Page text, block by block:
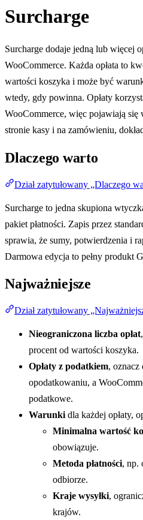
Surcharge
Surcharge dodaje jedną lub więcej
WooCommerce. Każda opłata to
wartości koszyka i może być
wtedy, gdy powinna. Opłaty
WooCommerce, więc pojawiają się
stronie kasy i na zamówieniu,
Dlaczego warto
Dział zatytułowany „Dlaczego
Surcharge to jedna skupiona
pakiet płatności. Zapis przez
sprawia, że sumy, potwierdzenia i
Darmowa edycja to pełny produkt
Najważniejsze
Dział zatytułowany
Nieograniczona liczba opłat
procent od wartości koszyka.
Opłaty z podatkiem, oznacz
opodatkowaniu, a
podatkowe.
Warunki dla każdej opłaty,
Minimalna wartość
obowiązuje.
Metoda płatności, np.
odbiorze.
Kraje wysyłki,
krajów.